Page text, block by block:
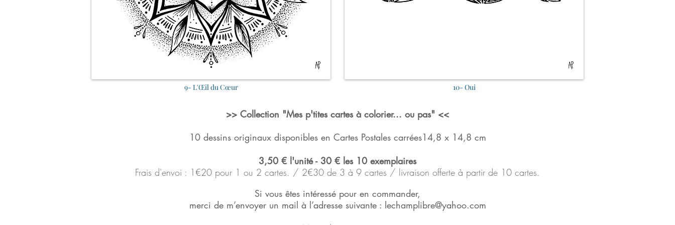
9- L'Œil du Cœur 10- Oui
>> Collection "Mes p'tites cartes à colorier... ou pas" <<
10 dessins originaux disponibles en Cartes Postales carrées14,8 x 14,8 cm
3,50 € l'unité - 30 € les 10 exemplaires
Frais d'envoi : 1€20 pour 1 ou 2 cartes. / 2€30 de 3 à 9 cartes / livraison offerte à partir de 10 cartes.
Si vous êtes intéressé pour en commander,
merci de m’envoyer un mail à l’adresse suivante : lechamplibre@yahoo.com